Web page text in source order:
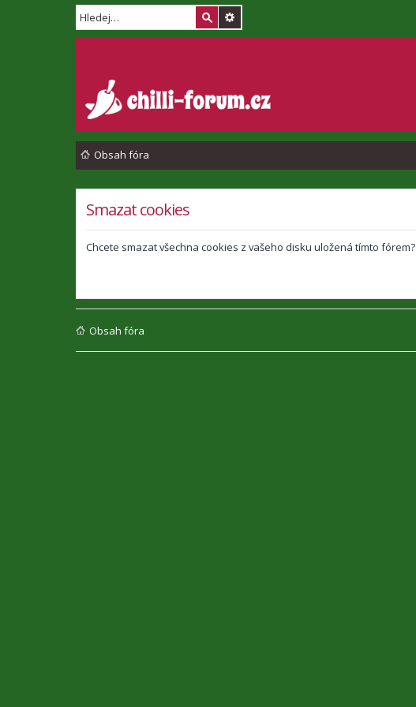
Obsah fóra
Smazat cookies
Chcete smazat všechna cookies z vašeho disku uložená tímto fórem?
Obsah fóra